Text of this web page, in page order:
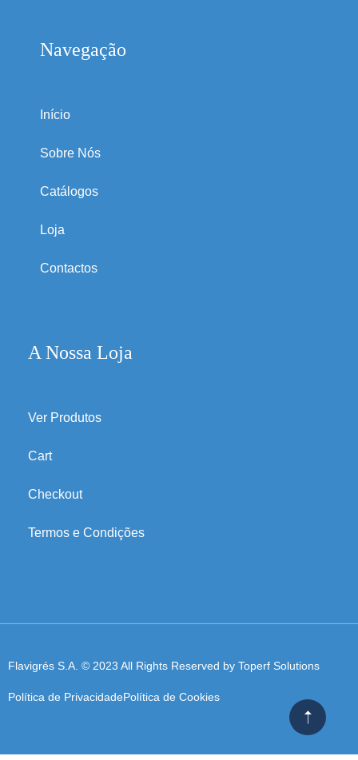
Navegação
Início
Sobre Nós
Catálogos
Loja
Contactos
A Nossa Loja
Ver Produtos
Cart
Checkout
Termos e Condições
Flavigrés S.A. © 2023 All Rights Reserved by Toperf Solutions
Política de PrivacidadePolítica de Cookies